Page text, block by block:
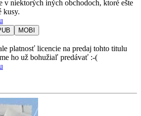
v niektorých iných obchodoch, ktoré ešte
kusy.
MOBI
platnosť licencie na predaj tohto titulu
ho už bohužiaľ predávať :-(